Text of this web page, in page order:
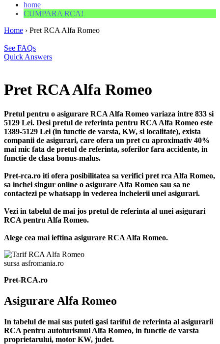
home
CUMPARA RCA!
Home › Pret RCA Alfa Romeo
See FAQs
Quick Answers
Pret RCA Alfa Romeo
Pretul pentru o asigurare RCA Alfa Romeo variaza intre 833 si
5129 Lei. Desi pretul de referinta pentru RCA Alfa Romeo este
1389-5129 Lei (in functie de varsta, KW, si localitate), exista
companii de asigurari, care ofera un pret cu aproximativ 40%
mai mic fata de pretul de referinta, soferilor fara accidente, in
functie de clasa bonus-malus.
Pret-rca.ro iti ofera posibilitatea sa verifici pret rca Alfa Romeo,
sa inchei singur online o asigurare Alfa Romeo sau sa ne
contactezi pe whatsapp in vederea incheierii unei asigurari.
Vezi in tabelul de mai jos pretul de referinta al unei asigurari
RCA pentru Alfa Romeo.
Alege cea mai ieftina asigurare RCA Alfa Romeo.
sursa asfromania.ro
Pret-RCA.ro
Asigurare Alfa Romeo
In tabelul de mai sus puteti gasi tariful de referinta al asigurarii
RCA pentru autoturismul Alfa Romeo, in functie de varsta
proprietarului, motor KW, judet.